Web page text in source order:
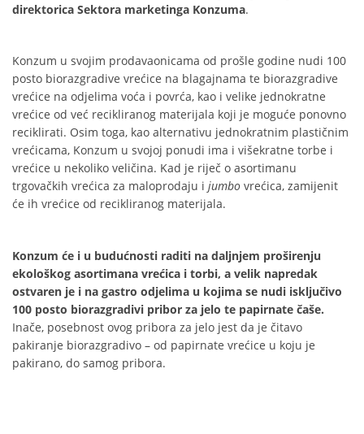
direktorica Sektora marketinga Konzuma.
Konzum u svojim prodavaonicama od prošle godine nudi 100
posto biorazgradive vrećice na blagajnama te biorazgradive
vrećice na odjelima voća i povrća, kao i velike jednokratne
vrećice od već recikliranog materijala koji je moguće ponovno
reciklirati. Osim toga, kao alternativu jednokratnim plastičnim
vrećicama, Konzum u svojoj ponudi ima i višekratne torbe i
vrećice u nekoliko veličina. Kad je riječ o asortimanu
trgovačkih vrećica za maloprodaju i jumbo vrećica, zamijenit
će ih vrećice od recikliranog materijala.
Konzum će i u budućnosti raditi na daljnjem proširenju
ekološkog asortimana vrećica i torbi, a velik napredak
ostvaren je i na gastro odjelima u kojima se nudi isključivo
100 posto biorazgradivi pribor za jelo te papirnate čaše.
Inače, posebnost ovog pribora za jelo jest da je čitavo
pakiranje biorazgradivo – od papirnate vrećice u koju je
pakirano, do samog pribora.